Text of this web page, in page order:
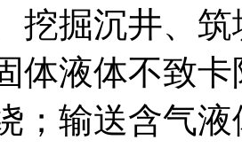
挖掘沉井、
体液体不致
；输送含气